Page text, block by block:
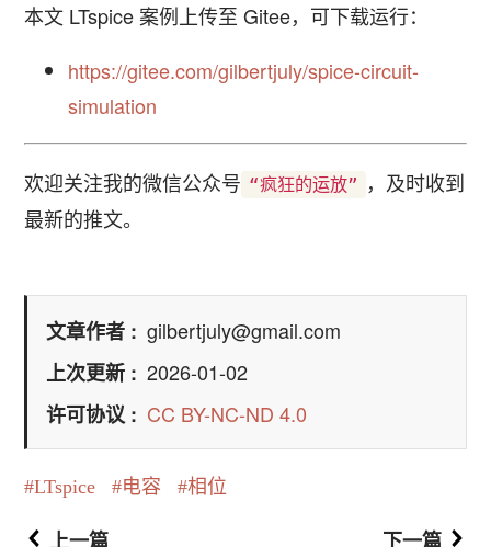
本文 LTspice 案例上传至 Gitee，可下载运行：
https://gitee.com/gilbertjuly/spice-circuit-
simulation
欢迎关注我的微信公众号 “疯狂的运放”
，及时收到
最新的推文。
文章作者
gilbertjuly@gmail.com
上次更新
2026-01-02
许可协议
CC BY-NC-ND 4.0
LTspice 电容 相位
上一篇 下一篇